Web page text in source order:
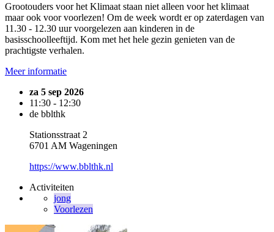
Grootouders voor het Klimaat staan niet alleen voor het klimaat
maar ook voor voorlezen! Om de week wordt er op zaterdagen van
11.30 - 12.30 uur voorgelezen aan kinderen in de
basisschoolleeftijd. Kom met het hele gezin genieten van de
prachtigste verhalen.
Meer informatie
za 5 sep 2026
11:30 - 12:30
de bblthk
Stationsstraat 2
6701 AM Wageningen
https://www.bblthk.nl
Activiteiten
jong
Voorlezen